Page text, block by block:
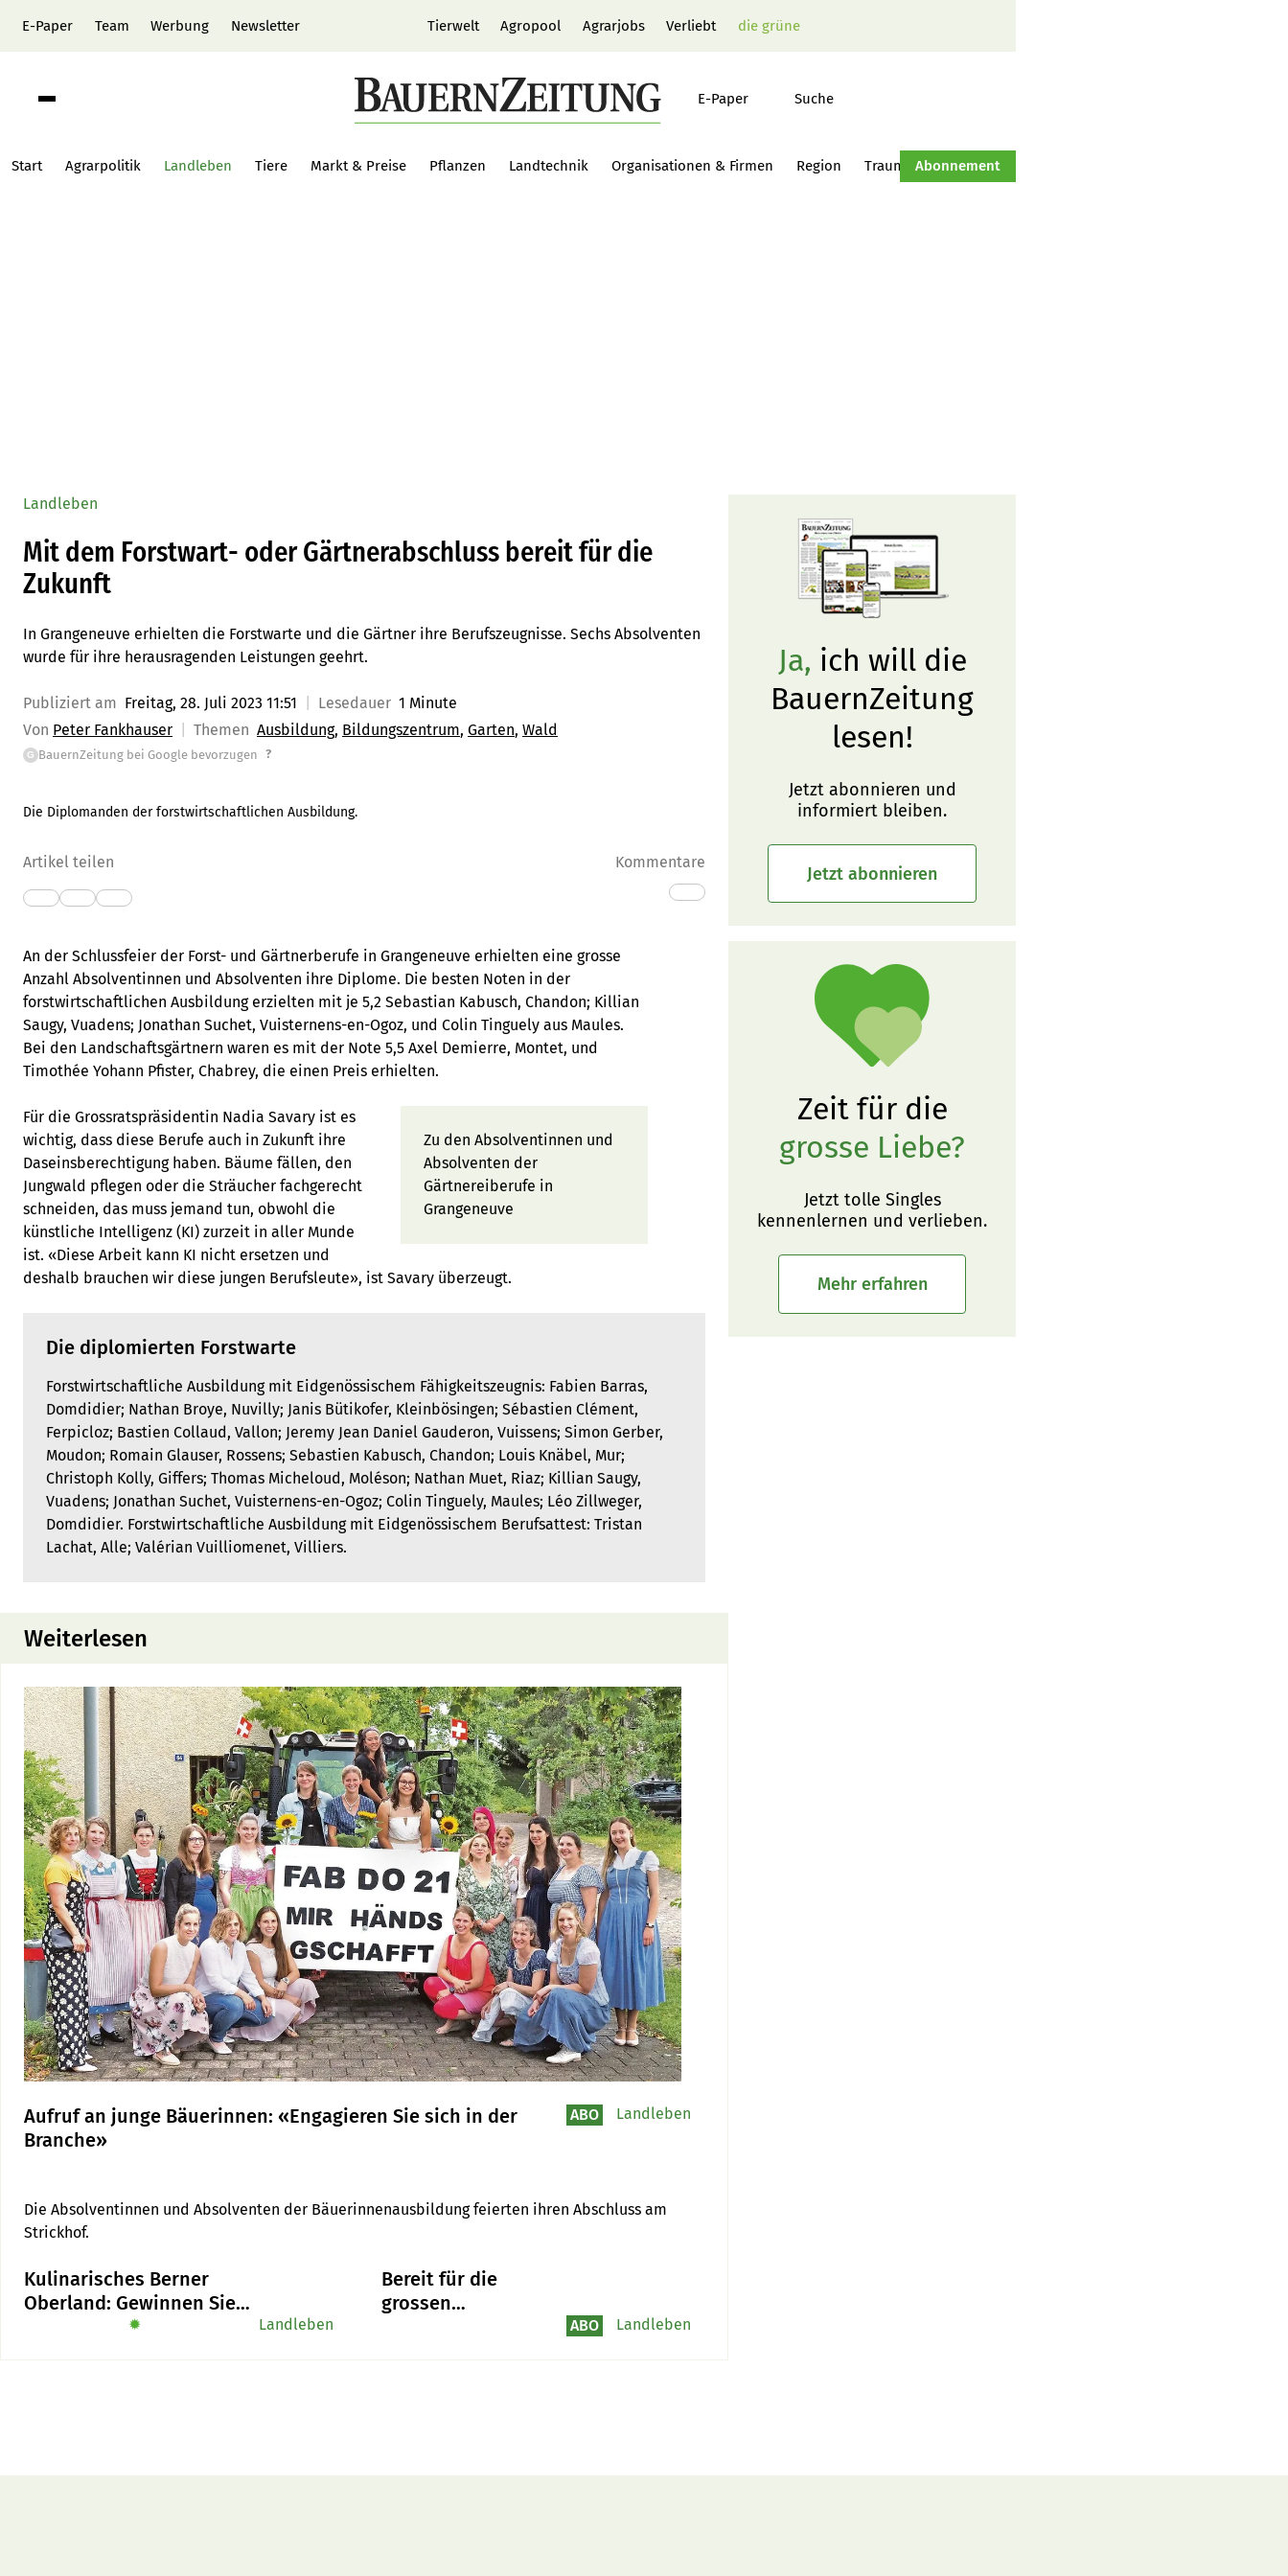
E-Paper Team Werbung Newsletter Tierwelt Agropool Agrarjobs Verliebt die grüne
E-Paper Suche
Start Agrarpolitik Landleben Tiere Markt & Preise Pflanzen Landtechnik Organisationen & Firmen Region Traumtraktor Hof-Management
Abonnement
Landleben
Mit dem Forstwart- oder Gärtnerabschluss bereit für die
Zukunft
In Grangeneuve erhielten die Forstwarte und die Gärtner ihre Berufszeugnisse. Sechs Absolventen
wurde für ihre herausragenden Leistungen geehrt.
Publiziert am Freitag, 28. Juli 2023 11:51 Lesedauer 1 Minute
Von Peter Fankhauser Themen Ausbildung Bildungszentrum Garten Wald
G BauernZeitung bei Google bevorzugen ?
Die Diplomanden der forstwirtschaftlichen Ausbildung.
Artikel teilen Kommentare
An der Schlussfeier der Forst- und Gärtnerberufe in Grange­­neuve erhielten eine grosse
Anzahl Absolventinnen und Absolventen ihre Diplome. Die besten Noten in der
forstwirtschaftlichen Ausbildung erzielten mit je 5,2 Sebastian Kabusch, Chandon; Killian
Saugy, Vuadens; Jonathan Suchet, Vuisternens-en-Ogoz, und Colin Tinguely aus Maules.
Bei den Landschaftsgärtnern waren es mit der Note 5,5 Axel Demierre, Montet, und
Timothée Yohann Pfister, Chabrey, die einen Preis erhielten.
Zu den Absolventinnen und
Absolventen der
Gärtnereiberufe in
Grangeneuve
Für die Grossratspräsidentin Nadia Savary ist es
wichtig, dass diese Berufe auch in Zukunft ihre
Daseinsberechtigung haben. Bäume fällen, den
Jungwald pflegen oder die Sträucher fachgerecht
schneiden, das muss jemand tun, obwohl die
künstliche Intelligenz (KI) zurzeit in aller Munde
ist. «Diese Arbeit kann KI nicht ersetzen und
deshalb brauchen wir diese jungen Berufsleute», ist Savary überzeugt.
Die diplomierten Forstwarte
Forstwirtschaftliche Ausbildung mit Eidgenössischem Fähigkeitszeugnis: Fabien Barras,
Domdidier; Nathan Broye, Nuvilly; Janis Bütikofer, Kleinbösingen; Sébastien Clément,
Ferpicloz; Bastien Collaud, Vallon; Jeremy Jean Daniel Gauderon, Vuissens; Simon Gerber,
Moudon; Romain Glauser, Rossens; Sebastien Kabusch, Chandon; Louis Knäbel, Mur;
Christoph Kolly, Giffers; Thomas Micheloud, Moléson; Nathan Muet, Riaz; Killian Saugy,
Vuadens; Jonathan Suchet, Vuisternens-en-Ogoz; Colin Tinguely, Maules; Léo Zillweger,
Domdidier. Forstwirtschaftliche Ausbildung mit Eidgenössischem Berufsattest: Tristan
Lachat, Alle; Valérian Vuilliomenet, Villiers.
Weiterlesen
Aufruf an junge Bäuerinnen: «Engagieren Sie sich in der
Branche»
Die Absolventinnen und Absolventen der Bäuerinnenausbildung feierten ihren Abschluss am
Strickhof.
ABO Landleben
Kulinarisches Berner
Oberland: Gewinnen Sie
das Buch «Alpe-Chuchi»
✹ Landleben
Bereit für die
grossen
ABO Landleben
Ja, ich will die
BauernZeitung
lesen!
Jetzt abonnieren und
informiert bleiben.
Jetzt abonnieren
Zeit für die
grosse Liebe?
Jetzt tolle Singles
kennenlernen und verlieben.
Mehr erfahren